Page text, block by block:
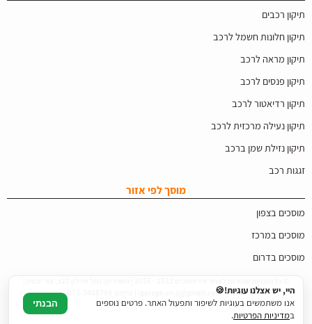
תיקון רכבים
תיקון חלונות חשמל לרכב
תיקון מראה לרכב
תיקון פנסים לרכב
תיקון רדיאטור לרכב
תיקון נעילה מרכזית לרכב
תיקון נזילת שמן ברכב
זגגות רכב
מוסך לפי אזור
מוסכים בצפון
מוסכים במרכז
מוסכים בדרום
דוא"ל: igarage.co.il@gmail.com | טלפון: 073-3488759
היי, יש אצלנו עוגיות!🍪
אנו משתמשים בעוגיות לשיפור ותפעול האתר. פרטים נוספים
במדיניות הפרטיות.
הבנתי